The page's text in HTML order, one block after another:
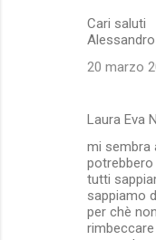
Cari saluti
20 marzo
Laura Eva
mi sembra
potrebbero
tutti
sappiamo
per chè